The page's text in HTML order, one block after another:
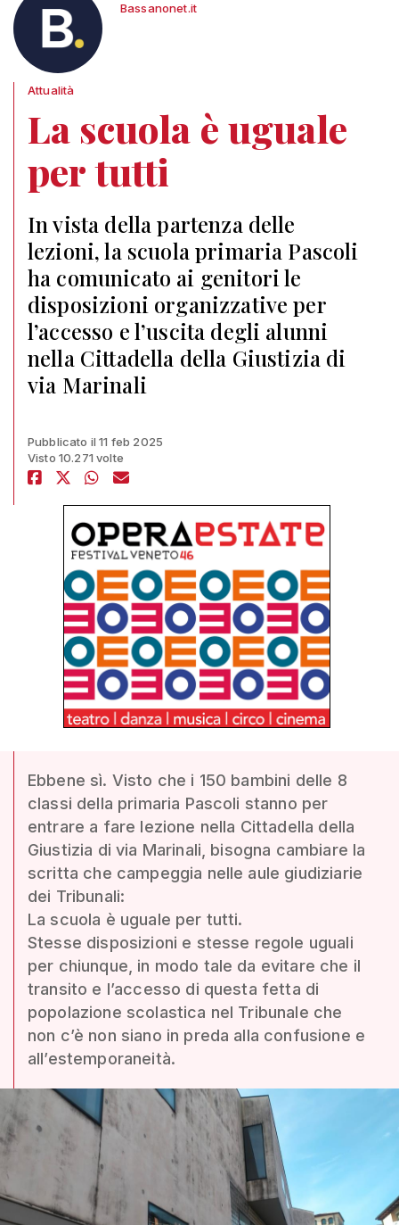
Bassanonet.it
Attualità
La scuola è uguale
per tutti
In vista della partenza delle
lezioni, la scuola primaria Pascoli
ha comunicato ai genitori le
disposizioni organizzative per
l’accesso e l’uscita degli alunni
nella Cittadella della Giustizia di
via Marinali
Pubblicato il 11 feb 2025
Visto 10.271 volte
Ebbene sì. Visto che i 150 bambini delle 8
classi della primaria Pascoli stanno per
entrare a fare lezione nella Cittadella della
Giustizia di via Marinali, bisogna cambiare la
scritta che campeggia nelle aule giudiziarie
dei Tribunali:
La scuola è uguale per tutti.
Stesse disposizioni e stesse regole uguali
per chiunque, in modo tale da evitare che il
transito e l’accesso di questa fetta di
popolazione scolastica nel Tribunale che
non c’è non siano in preda alla confusione e
all’estemporaneità.